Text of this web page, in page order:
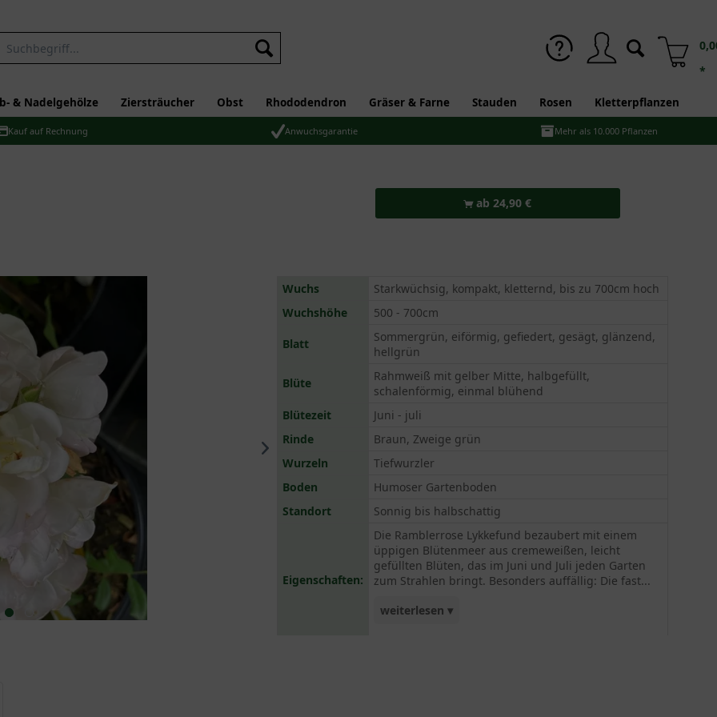
*
& Nadelgehölze Ziersträucher Obst Rhododendron Gräser & Farne Stauden Rosen Kletterpflanzen
Kauf auf Rechnung Anwuchsgarantie Mehr als 10.000 Pflanzen
ab 24,90 €
Wuchs
Starkwüchsig, kompakt, kletternd, bis zu 700cm hoch
Wuchshöhe
500 - 700cm
Blatt
Sommergrün, eiförmig, gefiedert, gesägt, glänzend,
hellgrün
Blüte
Rahmweiß mit gelber Mitte, halbgefüllt,
schalenförmig, einmal blühend
Blütezeit
Juni - juli
Rinde
Braun, Zweige grün
Wurzeln
Tiefwurzler
Boden
Humoser Gartenboden
Standort
Sonnig bis halbschattig
Eigenschaften:
Die Ramblerrose Lykkefund bezaubert mit einem
üppigen Blütenmeer aus cremeweißen, leicht
gefüllten Blüten, das im Juni und Juli jeden Garten
zum Strahlen bringt. Besonders auffällig: Die fast...
weiterlesen ▾